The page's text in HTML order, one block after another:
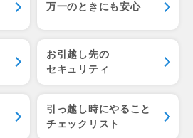
万一のときにも安心
お引越し先の
セキュリティ
引っ越し時にやること
チェックリスト